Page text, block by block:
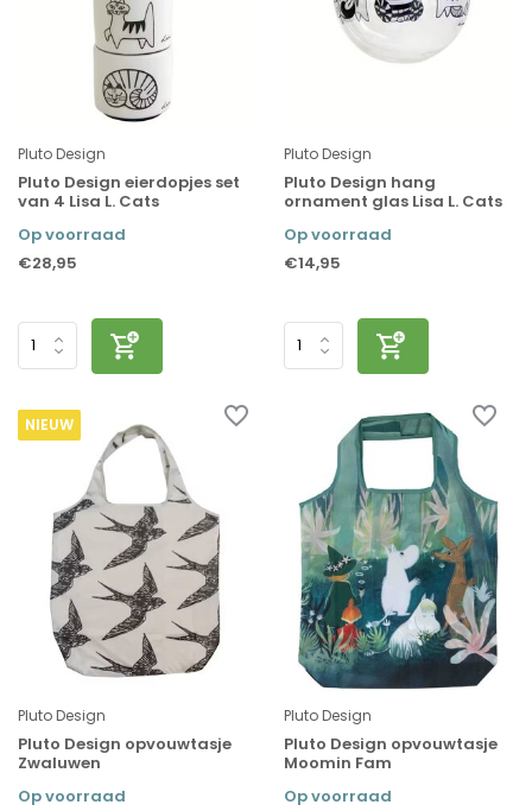
Pluto Design
Pluto Design eierdopjes set
van 4 Lisa L. Cats
Op voorraad
€28,95
Pluto Design
Pluto Design hang
ornament glas Lisa L. Cats
Op voorraad
€14,95
NIEUW
Pluto Design
Pluto Design opvouwtasje
Zwaluwen
Op voorraad
Pluto Design
Pluto Design opvouwtasje
Moomin Fam
Op voorraad